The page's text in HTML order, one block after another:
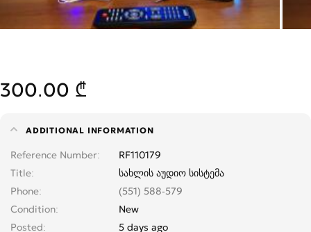
300.00 ₾
ADDITIONAL INFORMATION
Reference Number
RF110179
Title
სახლის აუდიო სისტემა
Phone
(551) 588-579
Condition
New
Posted
5 days ago